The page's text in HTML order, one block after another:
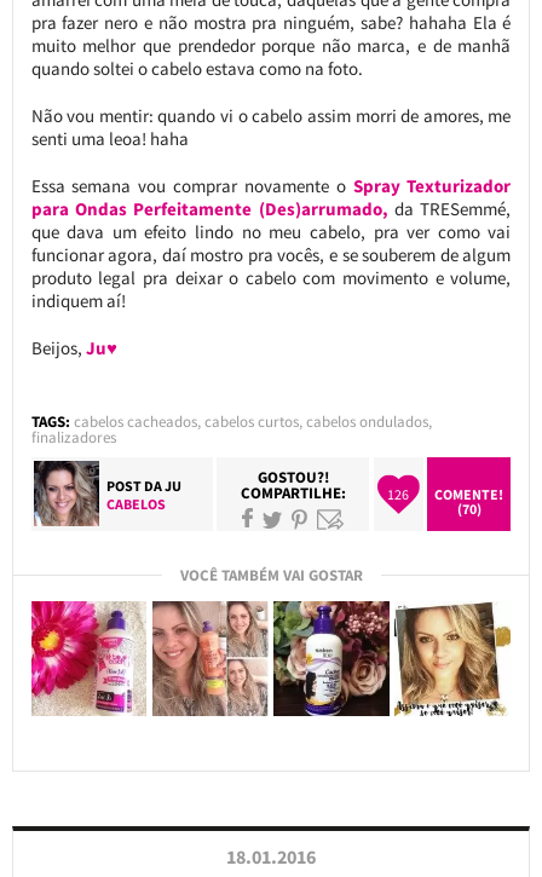
pra fazer nero e não mostra pra ninguém, sabe? hahaha Ela é
muito melhor que prendedor porque não marca, e de manhã
quando soltei o cabelo estava como na foto.
Não vou mentir: quando vi o cabelo assim morri de amores, me
senti uma leoa! haha
Essa semana vou comprar novamente o Spray Texturizador
para Ondas Perfeitamente (Des)arrumado, da TRESemmé,
que dava um efeito lindo no meu cabelo, pra ver como vai
funcionar agora, daí mostro pra vocês, e se souberem de algum
produto legal pra deixar o cabelo com movimento e volume,
indiquem aí!
Beijos, Ju♥
TAGS: cabelos cacheados,cabelos curtos,cabelos ondulados,
finalizadores
POST DAJU
CABELOS
GOSTOU?!
COMPARTILHE: 126
COMENTE!
(70)
VOCÊ TAMBÉM VAI GOSTAR
18.01.2016